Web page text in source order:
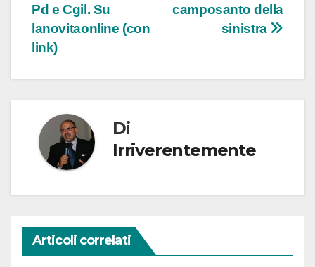
camposanto della
sinistra
Pd e Cgil. Su
lanovitaonline (con
link)
Di
Irriverentemente
Articoli correlati